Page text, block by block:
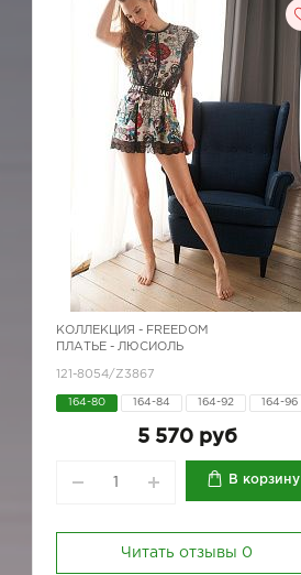
КОЛЛЕКЦИЯ - FREEDOM
ПЛАТЬЕ - ЛЮСИОЛЬ
121-8054/Z3867
164-80 164-84 164-92 164-96
5 570 руб
В корзину
Читать отзывы 0